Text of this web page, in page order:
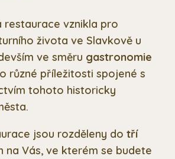
restaurace vznikla pro
života ve Slavkově u
ve směru gastronomie
různé příležitosti spojené s
tohoto historicky
jsou rozděleny dotří
na Vás, ve kterém se budete